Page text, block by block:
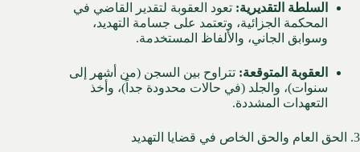
السلطة التقديرية: تعود العقوبة لتقدير القاضي في
المحكمة الجزائية، وتعتمد على جسامة التهديد،
وسوابق الجاني، والألفاظ المستخدمة.
العقوبة المتوقعة: تتراوح بين السجن (من أشهر إلى
سنوات)، والجلد (في حالات محدودة جداً)، وأخذ
التعهدات المشددة.
3. الحق العام والحق الخاص في قضايا التهديد